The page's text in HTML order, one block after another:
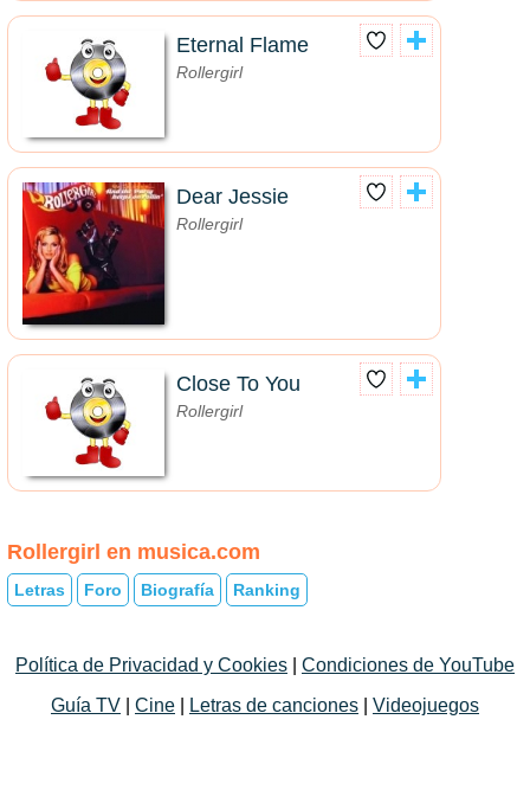
Eternal Flame
Rollergirl
Dear Jessie
Rollergirl
Close To You
Rollergirl
Rollergirl en musica.com
Letras Foro Biografía Ranking
Política de Privacidad y Cookies
Condiciones de YouTube
Guía TV
Cine Letras de canciones Videojuegos